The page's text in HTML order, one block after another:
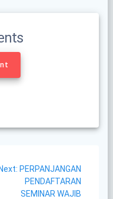
Next: Next
post:
PERPANJANGAN
PENDAFTARAN
SEMINAR WAJIB